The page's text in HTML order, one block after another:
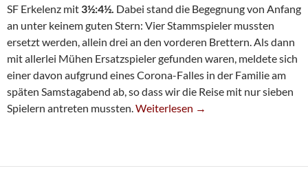
SF Erkelenz mit 3½:4½. Dabei stand die Begegnung von Anfang
an unter keinem guten Stern: Vier Stammspieler mussten
ersetzt werden, allein drei an den vorderen Brettern. Als dann
mit allerlei Mühen Ersatzspieler gefunden waren, meldete sich
einer davon aufgrund eines Corona-Falles in der Familie am
späten Samstagabend ab, so dass wir die Reise mit nur sieben
Spielern antreten mussten.Fünfte Unterliegt Knapp In Erkelenz
Weiterlesen →